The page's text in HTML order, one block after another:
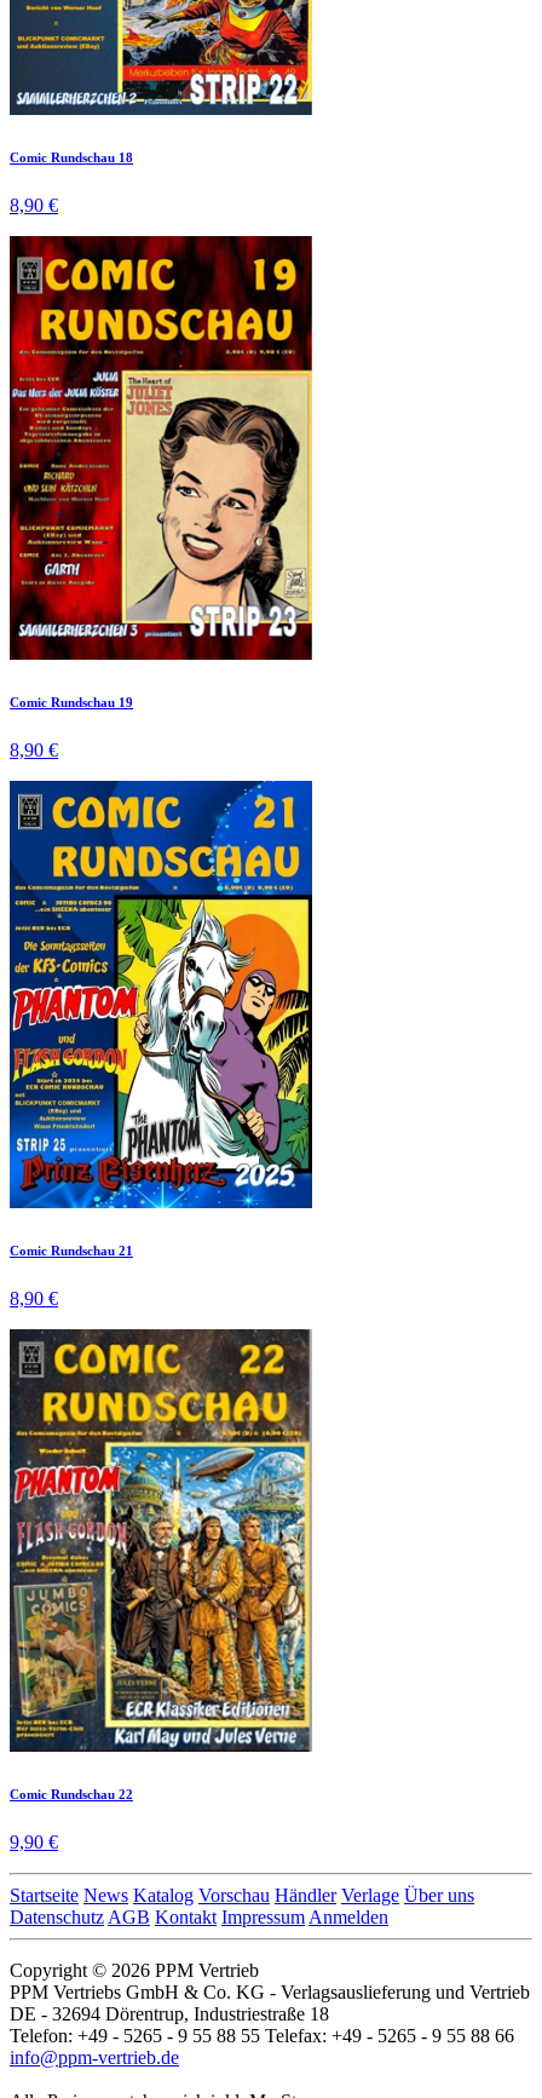
Comic Rundschau 18
8,90 €
Comic Rundschau 19
8,90 €
Comic Rundschau 21
8,90 €
Comic Rundschau 22
9,90 €
Startseite News Katalog Vorschau Händler Verlage Über uns
Datenschutz AGB Kontakt Impressum Anmelden
Copyright © 2026 PPM Vertrieb
PPM Vertriebs GmbH & Co. KG - Verlagsauslieferung und Vertrieb
DE - 32694 Dörentrup, Industriestraße 18
Telefon: +49 - 5265 - 9 55 88 55 Telefax: +49 - 5265 - 9 55 88 66
info@ppm-vertrieb.de